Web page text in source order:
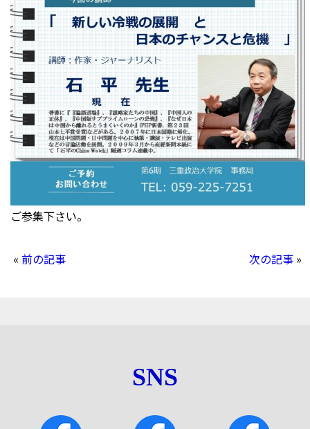
ご参集下さい。
«前の記事 次の記事 »
SNS